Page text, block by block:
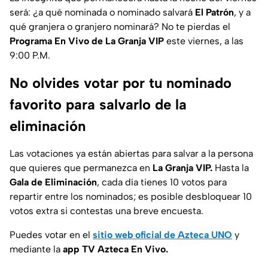
será: ¿a qué nominada o nominado salvará El Patrón, y a
qué granjera o granjero nominará? No te pierdas el
Programa En Vivo de La Granja VIP este viernes, a las
9:00 P.M.
No olvides votar por tu nominado
favorito para salvarlo de la
eliminación
Las votaciones ya están abiertas para salvar a la persona
que quieres que permanezca en La Granja VIP. Hasta la
Gala de Eliminación, cada día tienes 10 votos para
repartir entre los nominados; es posible desbloquear 10
votos extra si contestas una breve encuesta.
Puedes votar en el sitio web oficial de Azteca UNO y
mediante la app TV Azteca En Vivo.